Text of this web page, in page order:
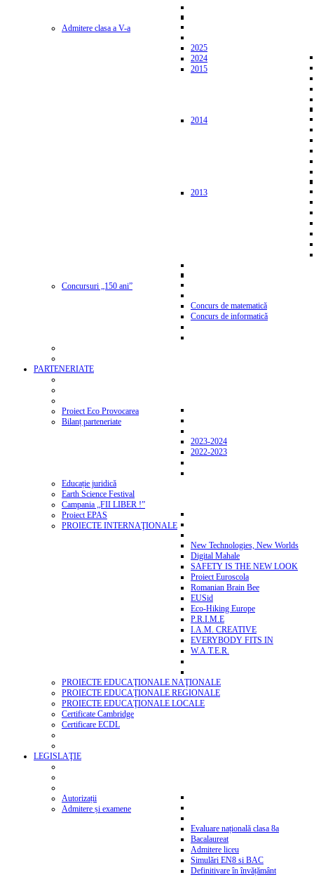
Admitere clasa a V-a
2025
2024
2015
2014
2013
Concursuri „150 ani”
Concurs de matematică
Concurs de informatică
PARTENERIATE
Proiect Eco Provocarea
Bilanț parteneriate
2023-2024
2022-2023
Educație juridică
Earth Science Festival
Campania „FII LIBER !”
Proiect EPAS
PROIECTE INTERNAŢIONALE
New Technologies, New Worlds
Digital Mahale
SAFETY IS THE NEW LOOK
Proiect Euroscola
Romanian Brain Bee
EUSid
Eco-Hiking Europe
P.R.I.M.E
I.A.M. CREATIVE
EVERYBODY FITS IN
W.A.T.E.R.
PROIECTE EDUCAŢIONALE NAŢIONALE
PROIECTE EDUCAŢIONALE REGIONALE
PROIECTE EDUCAŢIONALE LOCALE
Certificate Cambridge
Certificare ECDL
LEGISLAŢIE
Autorizații
Admitere și examene
Evaluare națională clasa 8a
Bacalaureat
Admitere liceu
Simulări EN8 si BAC
Definitivare în învățământ